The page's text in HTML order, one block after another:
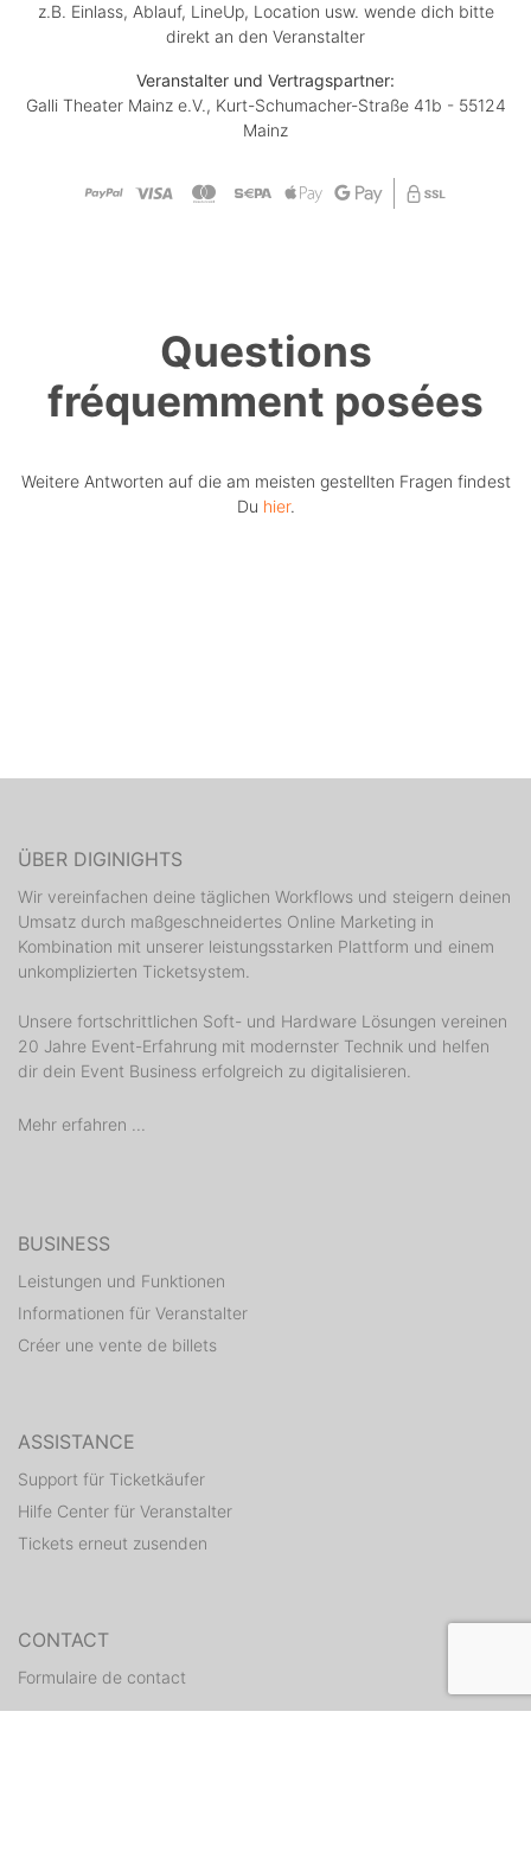
z.B. Einlass, Ablauf, LineUp, Location usw. wende dich bitte
direkt an den Veranstalter
Veranstalter und Vertragspartner:
Galli Theater Mainz e.V., Kurt-Schumacher-Straße 41b - 55124
Mainz
Questions
fréquemment posées
Weitere Antworten auf die am meisten gestellten Fragen findest
Du hier.
ÜBER DIGINIGHTS
Wir vereinfachen deine täglichen Workflows und steigern deinen
Umsatz durch maßgeschneidertes Online Marketing in
Kombination mit unserer leistungsstarken Plattform und einem
unkomplizierten Ticketsystem.
Unsere fortschrittlichen Soft- und Hardware Lösungen vereinen
20 Jahre Event-Erfahrung mit modernster Technik und helfen
dir dein Event Business erfolgreich zu digitalisieren.
Mehr erfahren ...
BUSINESS
Leistungen und Funktionen
Informationen für Veranstalter
Créer une vente de billets
ASSISTANCE
Support für Ticketkäufer
Hilfe Center für Veranstalter
Tickets erneut zusenden
CONTACT
Formulaire de contact